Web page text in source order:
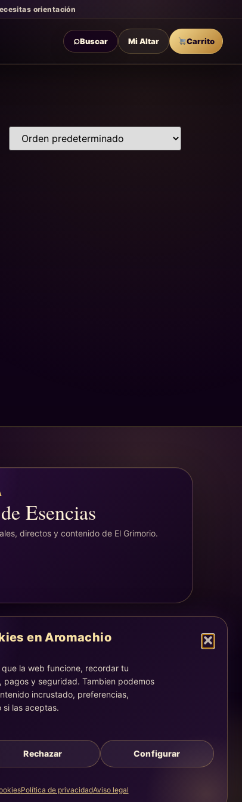
en Aromachio
la web funcione, recordar tu
y seguridad. Tambien podemos
incrustado, preferencias,
si las aceptas.
Rechazar Configurar
Política de privacidadAviso legal
orientación
⌕Buscar Mi Altar Carrito
Esencias
directos y contenido de El Grimorio.
dirección y correos quedan centralizados en la
legal, psicológico o profesional.
Creado con calma, intención y una experiencia guiada.